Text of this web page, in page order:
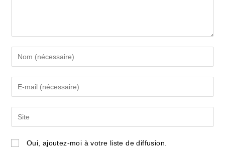
Enter
your
name
comment
Enter
your
email
address
comment
Saisir
l’URL
de
Oui, ajoutez-moi à votre liste de diffusion.